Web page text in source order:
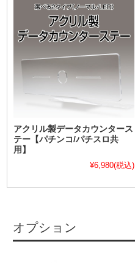
アクリル製データカウンタース
テー【パチンコ/パチスロ共
用】
¥6,980(税込)
オプション